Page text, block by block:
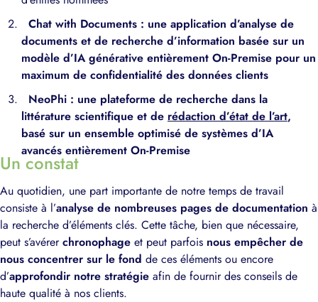
Chat with Documents : une application d’analyse de
documents et de recherche d’information basée sur un
modèle d’IA générative entièrement On-Premise pour un
maximum de confidentialité des données clients
NeoPhi : une plateforme de recherche dans la
littérature scientifique et de rédaction d’état de l’art,
basé sur un ensemble optimisé de systèmes d’IA
avancés entièrement On-Premise
Un constat
Au quotidien, une part importante de notre temps de travail
consiste à l’analyse de nombreuses pages de documentation à
la recherche d’éléments clés. Cette tâche, bien que nécessaire,
peut s’avérerchronophage et peut parfois nous empêcher de
nous concentrer sur le fond de ces éléments ou encore
d’approfondir notre stratégie afin de fournir des conseils de
haute qualité à nos clients.